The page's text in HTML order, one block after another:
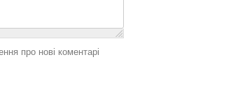
про нові коментарі